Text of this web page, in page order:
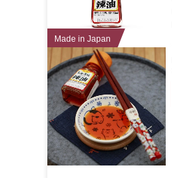
Made in Japan